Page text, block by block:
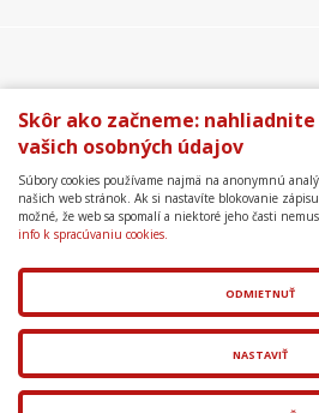
Všeobecné obchodné
Ochrana osobných údajov
Formulár na odstúpenie
Copyright © 2018 - 2026
s.r.o.
aredakčný
spol. s r.o.
Skôr ako začneme:
vašich osobných údajov
Súbory cookies používame najmä na anonymnú
našich web stránok. Ak si nastavíte blokovanie
možné, že web sa spomalí a niektoré jeho časti
info k spracúvaniu cookies.
ODMIETNUŤ
NASTAVIŤ